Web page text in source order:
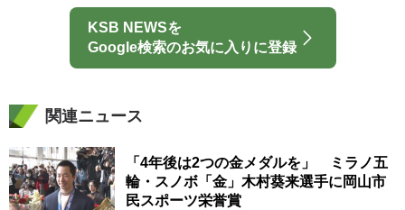
KSB NEWSを
Google検索のお気に入りに登録
関連ニュース
「4年後は2つの金メダルを」 ミラノ五
輪・スノボ「金」木村葵来選手に岡山市
民スポーツ栄誉賞